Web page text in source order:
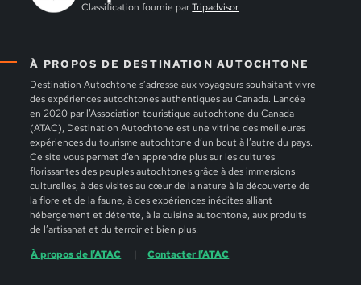
À PROPOS DE DESTINATION AUTOCHTONE
Destination Autochtone s’adresse aux voyageurs souhaitant vivre
des expériences autochtones authentiques au Canada. Lancée
en 2020 par l’Association touristique autochtone du Canada
(ATAC), Destination Autochtone est une vitrine des meilleures
expériences du tourisme autochtone d’un bout à l’autre du pays.
Ce site vous permet d’en apprendre plus sur les cultures
florissantes des peuples autochtones grâce à des immersions
culturelles, à des visites au cœur de la nature à la découverte de
la flore et de la faune, à des expériences inédites alliant
hébergement et détente, à la cuisine autochtone, aux produits
de l’artisanat et du terroir et bien plus.
À propos de l’ATAC
Contacter l’ATAC
Classification fournie parTripadvisor